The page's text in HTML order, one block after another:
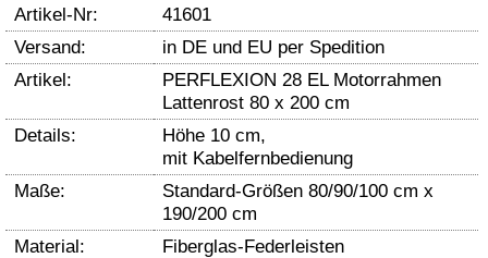
Artikel-Nr:
41601
Versand:
in DE und EU per Spedition
Artikel:
PERFLEXION 28 EL Motorrahmen
Lattenrost 80 x 200 cm
Details:
Höhe 10 cm,
mit Kabelfernbedienung
Maße:
Standard-Größen 80/90/100 cm x
190/200 cm
Material:
Fiberglas-Federleisten